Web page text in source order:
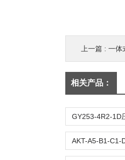
上一篇 : 一体
相关产品：